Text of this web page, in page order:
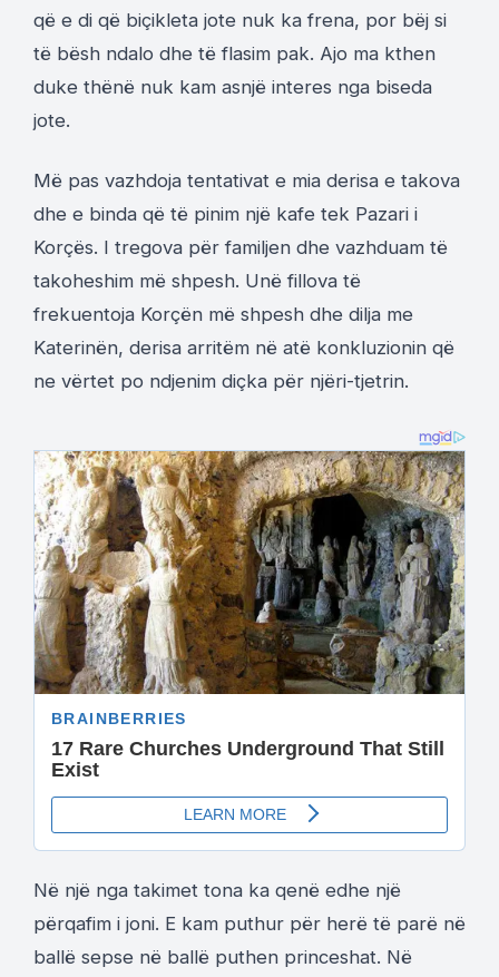
që e di që biçikleta jote nuk ka frena, por bëj si
të bësh ndalo dhe të flasim pak. Ajo ma kthen
duke thënë nuk kam asnjë interes nga biseda
jote.
Më pas vazhdoja tentativat e mia derisa e takova
dhe e binda që të pinim një kafe tek Pazari i
Korçës. I tregova për familjen dhe vazhduam të
takoheshim më shpesh. Unë fillova të
frekuentoja Korçën më shpesh dhe dilja me
Katerinën, derisa arritëm në atë konkluzionin që
ne vërtet po ndjenim diçka për njëri-tjetrin.
Në një nga takimet tona ka qenë edhe një
përqafim i joni. E kam puthur për herë të parë në
ballë sepse në ballë puthen princeshat. Në